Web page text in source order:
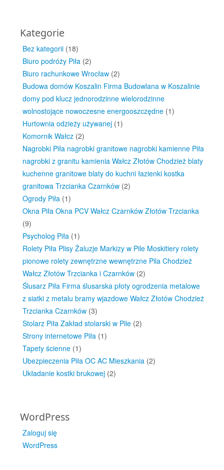
Kategorie
Bez kategorii (18)
Biuro podróży Piła (2)
Biuro rachunkowe Wrocław (2)
Budowa domów Koszalin Firma Budowlana w Koszalinie
domy pod klucz jednorodzinne wielorodzinne
wolnostojące nowoczesne energooszczędne (1)
Hurtownia odzieży używanej (1)
Komornik Wałcz (2)
Nagrobki Piła nagrobki granitowe nagrobki kamienne Piła
nagrobki z granitu kamienia Wałcz Złotów Chodzież blaty
kuchenne granitowe blaty do kuchni łazienki kostka
granitowa Trzcianka Czarnków (2)
Ogrody Piła (1)
Okna Piła Okna PCV Wałcz Czarnków Złotów Trzcianka
(9)
Psycholog Piła (1)
Rolety Piła Plisy Żaluzje Markizy w Pile Moskitiery rolety
pionowe rolety zewnętrzne wewnętrzne Pila Chodzież
Wałcz Złotów Trzcianka i Czarnków (2)
Ślusarz Piła Firma ślusarska płoty ogrodzenia metalowe
z siatki z metalu bramy wjazdowe Wałcz Złotów Chodzież
Trzcianka Czarnków (3)
Stolarz Piła Zakład stolarski w Pile (2)
Strony internetowe Piła (1)
Tapety ścienne (1)
Ubezpieczenia Piła OC AC Mieszkania (2)
Układanie kostki brukowej (2)
WordPress
Zaloguj się
WordPress